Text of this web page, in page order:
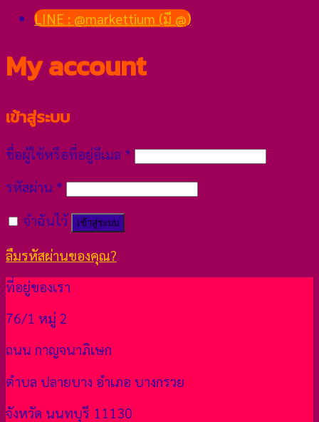
LINE : @markettium (มี @)
My account
เข้าสู่ระบบ
ชื่อผู้ใช้หรือที่อยู่อีเมล *
รหัสผ่าน *
จำฉันไว้
เข้าสู่ระบบ
ลืมรหัสผ่านของคุณ?
ที่อยู่ของเรา
76/1 หมู่ 2
ถนน กาญจนาภิเษก
ตำบล ปลายบาง อำเภอ บางกรวย
จังหวัด นนทบุรี 11130